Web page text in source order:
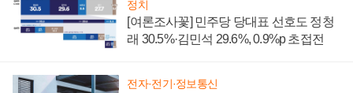
정치
[여론조사꽃] 민주당 당대표 선호도 정청
래 30.5%·김민석 29.6%, 0.9%p 초접전
전자·전기·정보통신